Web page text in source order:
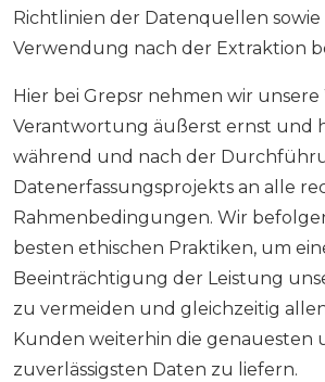
Richtlinien der Datenquellen sowie
Verwendung nach der Extraktion
Hier bei Grepsr nehmen wir unsere
Verantwortung äußerst ernst und
während und nach der
Datenerfassungsprojekts an alle
Rahmenbedingungen. Wir
besten ethischen Praktiken, um
Beeinträchtigung der Leistung
zu vermeiden und gleichzeitig
Kunden weiterhin die genauesten
zuverlässigsten Daten zu liefern.